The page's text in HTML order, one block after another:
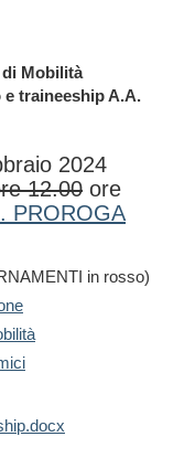
Mobilità
traineeship A.A.
2024
12.00 ore
PROROGA
in rosso)